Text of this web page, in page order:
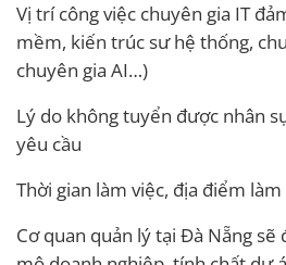
Vị trí công việc chuyên gia IT
mềm, kiến trúc sư hệ thống,
chuyên gia AI…)
Lý do không tuyển được nhân
yêu cầu
Thời gian làm việc, địa điểm
Cơ quan quản lý tại Đà Nẵng